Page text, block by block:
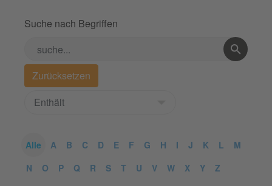
Suche nach Begriffen
Alle A B C D E F G H I J K L
M
N
O P Q R S T U V W X Y Z